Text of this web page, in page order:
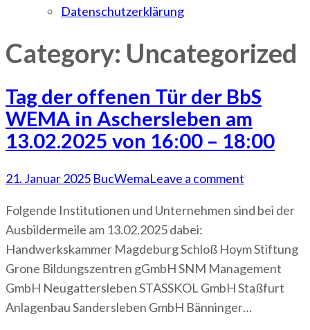
Datenschutzerklärung
Category: Uncategorized
Tag der offenen Tür der BbS
WEMA in Aschersleben am
13.02.2025 von 16:00 – 18:00
21. Januar 2025 BucWemaLeave a comment
Folgende Institutionen und Unternehmen sind bei der
Ausbildermeile am 13.02.2025 dabei:
Handwerkskammer Magdeburg Schloß Hoym Stiftung
Grone Bildungszentren gGmbH SNM Management
GmbH Neugattersleben STASSKOL GmbH Staßfurt
Anlagenbau Sandersleben GmbH Bänninger…